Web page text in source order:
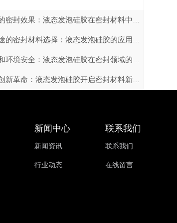
密封工程创新革命：液态发泡硅胶开启密封材料新纪元
新闻中心
新闻资讯
行业动态
联系我们
联系我们
在线留言